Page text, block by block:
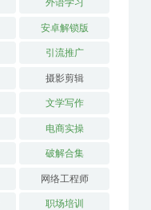
外语学习
安卓解锁版
引流推广
摄影剪辑
文学写作
电商实操
破解合集
网络工程师
职场培训